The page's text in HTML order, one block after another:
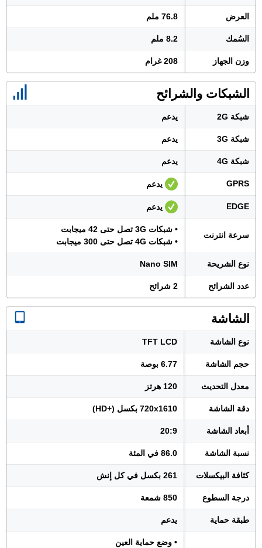
العرض 76.8 ملم
السُمك 8.2 ملم
وزن الجهاز 208 غرام
الشبكات والشرائح
شبكة 2G يدعم
شبكة 3G يدعم
شبكة 4G يدعم
GPRS يدعم
EDGE يدعم
سرعة انترنت
• شبكات 3G تصل حتى 42 ميجابت
• شبكات 4G تصل حتى 300 ميجابت
نوع الشريحة Nano SIM
عدد الشرائح 2 شرائح
الشاشة
نوع الشاشة TFT LCD
حجم الشاشة 6.77 بوصة
معدل التحديث 120 هرتز
دقة الشاشة 720x1610 بكسل (+HD)
أبعاد الشاشة 20:9
نسبة الشاشة 86.0 في المئة
كثافة البيكسلات 261 بكسل في كل إنش
درجة السطوع 850 شمعة
طبقة حماية يدعم
• وضع حماية العين